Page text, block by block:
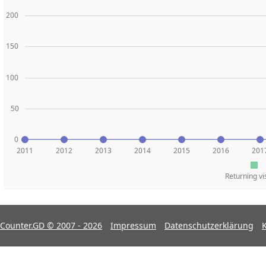
0
50
100
150
200
2011 2012 2013 2014 2015 2016
Returning
Counter.GD © 2007 - 2026 Impressum Datenschutzerklärung